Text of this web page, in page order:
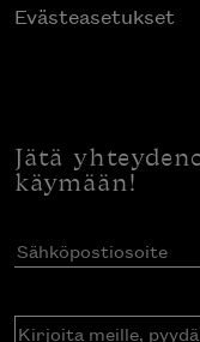
Evästeasetukset
Jätä
käymään!
Sähköpostiosoite
Kirjoita